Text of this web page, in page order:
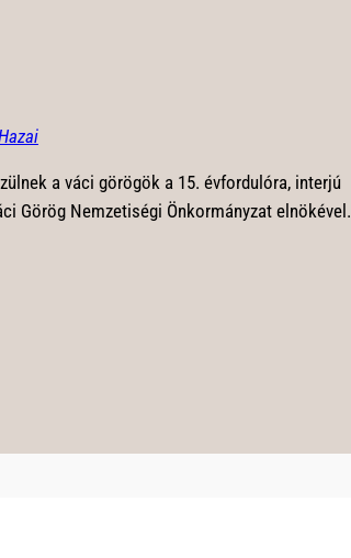
a váci görögök a 15. évfordulóra, interjú
Görög Nemzetiségi Önkormányzat elnökével.